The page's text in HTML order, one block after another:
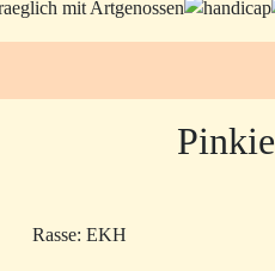
Pinkie
Rasse: EKH